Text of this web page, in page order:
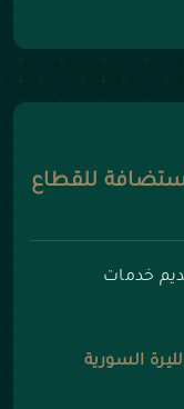
للقطاع
خدمات
السورية